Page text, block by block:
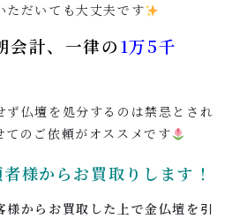
ただいても大丈夫です
会計、一律の1万5千
ず仏壇を処分するのは禁忌とされ
てのご依頼がオススメです
者様からお買取りします ！
様からお買取した上で金仏壇を引